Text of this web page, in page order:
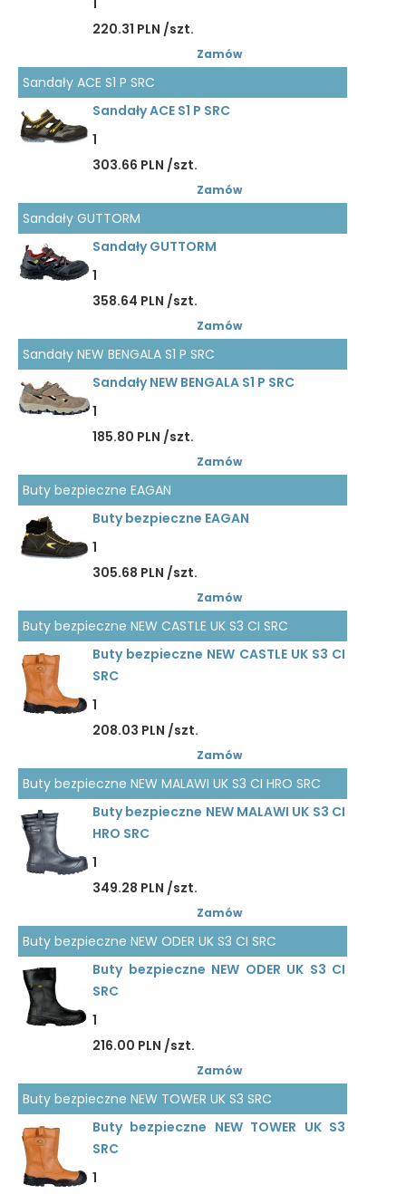
1
220.31 PLN /szt.
Zamów
Sandały ACE S1 P SRC
Sandały ACE S1 P SRC
1
303.66 PLN /szt.
Zamów
Sandały GUTTORM
Sandały GUTTORM
1
358.64 PLN /szt.
Zamów
Sandały NEW BENGALA S1 P SRC
Sandały NEW BENGALA S1 P SRC
1
185.80 PLN /szt.
Zamów
Buty bezpieczne EAGAN
Buty bezpieczne EAGAN
1
305.68 PLN /szt.
Zamów
Buty bezpieczne NEW CASTLE UK S3 CI SRC
Buty bezpieczne NEW CASTLE UK S3 CI
SRC
1
208.03 PLN /szt.
Zamów
Buty bezpieczne NEW MALAWI UK S3 CI HRO SRC
Buty bezpieczne NEW MALAWI UK S3 CI
HRO SRC
1
349.28 PLN /szt.
Zamów
Buty bezpieczne NEW ODER UK S3 CI SRC
Buty bezpieczne NEW ODER UK S3 CI
SRC
1
216.00 PLN /szt.
Zamów
Buty bezpieczne NEW TOWER UK S3 SRC
Buty bezpieczne NEW TOWER UK S3
SRC
1